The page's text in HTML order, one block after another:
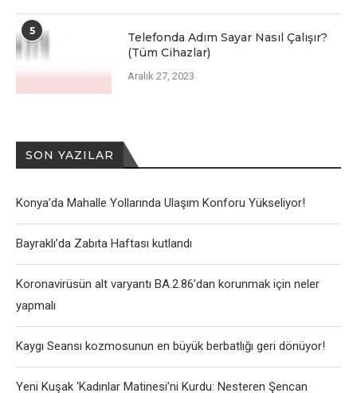
5
Telefonda Adım Sayar Nasıl Çalışır?
(Tüm Cihazlar)
Aralık 27, 2023
SON YAZILAR
Konya’da Mahalle Yollarında Ulaşım Konforu Yükseliyor!
Bayraklı’da Zabıta Haftası kutlandı
Koronavirüsün alt varyantı BA.2.86’dan korunmak için neler
yapmalı
Kaygı Seansı kozmosunun en büyük berbatlığı geri dönüyor!
Yeni Kuşak ‘Kadınlar Matinesi’ni Kurdu: Nesteren Şencan